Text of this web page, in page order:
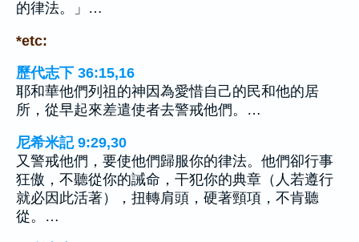
的律法。」…
*etc:
歷代志下 36:15,16
耶和華他們列祖的神因為愛惜自己的民和他的居
所，從早起來差遣使者去警戒他們。…
尼希米記 9:29,30
又警戒他們，要使他們歸服你的律法。他們卻行事
狂傲，不聽從你的誡命，干犯你的典章（人若遵行
就必因此活著），扭轉肩頭，硬著頸項，不肯聽
從。…